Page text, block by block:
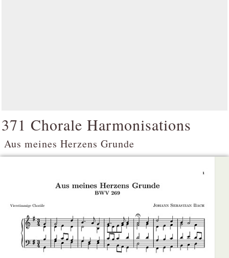
371 Chorale Harmonisations
Aus meines Herzens Grunde